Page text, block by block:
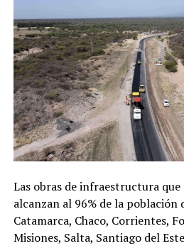
Las obras de infraestructura que
alcanzan al 96% de la población
Catamarca, Chaco, Corrientes,
Misiones, Salta, Santiago del